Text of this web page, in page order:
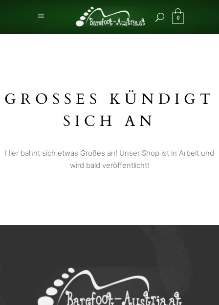
0
GROSSES KÜNDIGT S
ICH AN
Hier bahnt sich etwas Großes an! Unser Shop ist in Arbeit und
wird bald veröffentlicht!